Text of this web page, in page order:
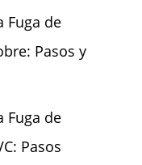
Fuga de
Pasos y
Fuga de
Pasos